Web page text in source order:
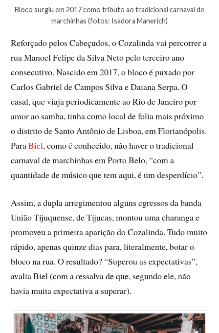
Bloco surgiu em 2017 como tributo ao tradicional carnaval de
marchinhas (fotos: Isadora Manerich)
Reforçado pelos Cabeçudos, o Cozalinda vai percorrer a
rua Manoel Felipe da Silva Neto pelo terceiro ano
consecutivo. Nascido em 2017, o bloco é puxado por
Carlos Gabriel de Campos Silva e Daiana Serpa. O
casal, que viaja periodicamente ao Rio de Janeiro por
amor ao samba, tinha como local de folia mais próximo
o distrito de Santo Antônio de Lisboa, em Florianópolis.
ParaBiel, como é conhecido, não haver o tradicional
carnaval de marchinhas em Porto Belo, “com a
quantidade de músico que tem aqui, é um desperdício”.
Assim, a dupla arregimentou alguns egressos da banda
União Tijuquense, de Tijucas, montou uma charanga e
promoveu a primeira aparição do Cozalinda. Tudo muito
rápido, apenas quinze dias para, literalmente, botar o
bloco na rua. O resultado? “Superou as expectativas”,
avalia Biel (com a ressalva de que, segundo ele, não
havia muita expectativa a superar).